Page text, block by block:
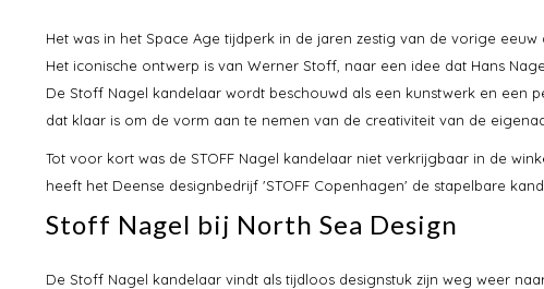
Het was in het Space Age tijdperk in de jaren zestig van de vorige eeuw
Het iconische ontwerp is van Werner Stoff, naar een idee dat Hans
De Stoff Nagel kandelaar wordt beschouwd als een kunstwerk en een
dat klaar is om de vorm aan te nemen van de creativiteit van de
Tot voor kort was de STOFF Nagel kandelaar niet verkrijgbaar in de
heeft het Deense designbedrijf 'STOFF Copenhagen' de stapelbare
Stoff Nagel bij North Sea Design
De Stoff Nagel kandelaar vindt als tijdloos designstuk zijn weg weer